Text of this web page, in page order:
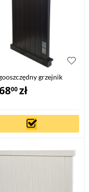
grzejnik
EPG-300
00zł